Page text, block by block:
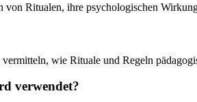
von Ritualen, ihre psychologischen
wie Rituale und Regeln
verwendet?